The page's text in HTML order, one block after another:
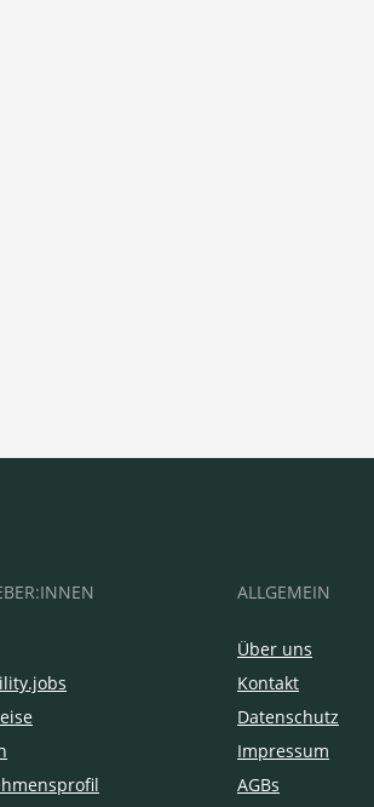
ALLGEMEIN
Über uns
Kontakt
Datenschutz
Impressum
AGBs